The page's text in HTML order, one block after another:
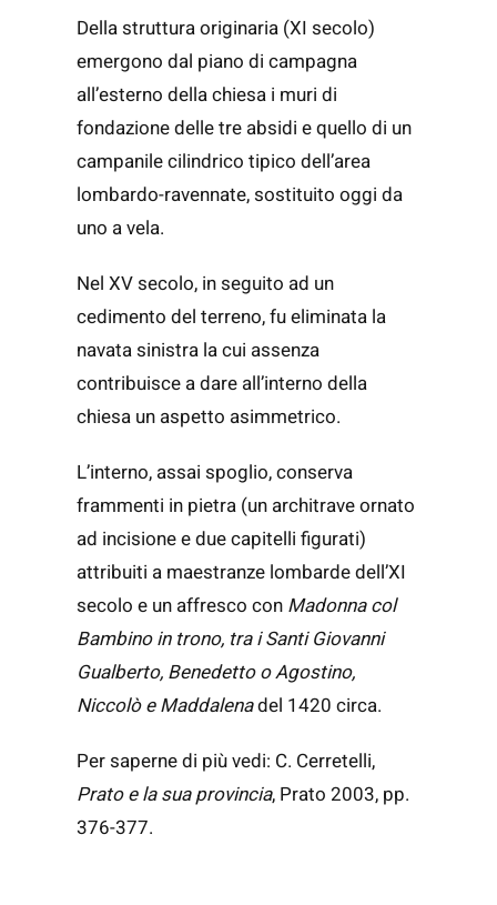
Della struttura originaria (XI secolo)
emergono dal piano di campagna
all’esterno della chiesa i muri di
fondazione delle tre absidi e quello di un
campanile cilindrico tipico dell’area
lombardo-ravennate, sostituito oggi da
uno a vela.
Nel XV secolo, in seguito ad un
cedimento del terreno, fu eliminata la
navata sinistra la cui assenza
contribuisce a dare all’interno della
chiesa un aspetto asimmetrico.
L’interno, assai spoglio, conserva
frammenti in pietra (un architrave ornato
ad incisione e due capitelli figurati)
attribuiti a maestranze lombarde dell’XI
secolo e un affresco con Madonna col
Bambino in trono, tra i Santi Giovanni
Gualberto, Benedetto o Agostino,
Niccolò e Maddalenadel 1420 circa.
Per saperne di più vedi: C. Cerretelli,
Prato e la sua provincia, Prato 2003, pp.
376-377.